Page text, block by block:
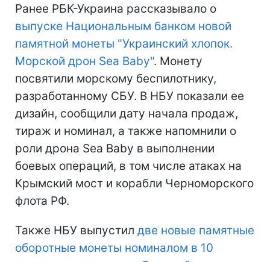
Ранее РБК-Украина рассказывало о
выпуске Национальным банком новой
памятной монеты "Украинский хлопок.
Морской дрон Sea Baby". Монету
посвятили морскому беспилотнику,
разработанному СБУ. В НБУ показали ее
дизайн, сообщили дату начала продаж,
тираж и номинал, а также напомнили о
роли дрона Sea Baby в выполнении
боевых операций, в том числе атаках на
Крымский мост и корабли Черноморского
флота РФ.
Также НБУ выпустил две новые памятные
оборотные монеты номиналом в 10